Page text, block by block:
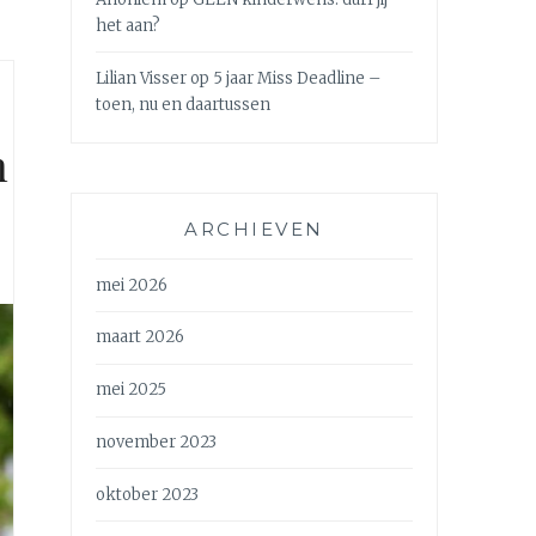
het aan?
Lilian Visserop 5 jaar Miss Deadline –
toen, nu en daartussen
ARCHIEVEN
mei 2026
maart 2026
mei 2025
november 2023
oktober 2023